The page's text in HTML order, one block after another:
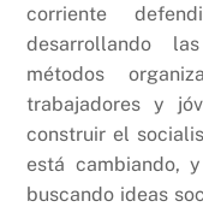
corriente
desarrollando
métodos
trabajadores y
construir el
está cambiando,
buscando ideas